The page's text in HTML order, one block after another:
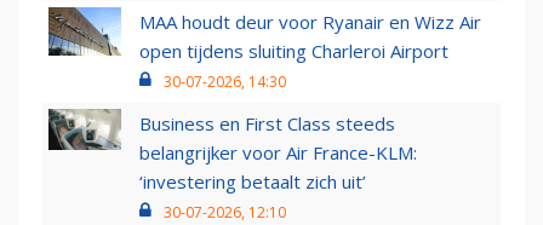
MAA houdt deur voor Ryanair en Wizz Air
open tijdens sluiting Charleroi Airport
30-07-2026, 14:30
Business en First Class steeds
belangrijker voor Air France-KLM:
‘investering betaalt zich uit’
30-07-2026, 12:10